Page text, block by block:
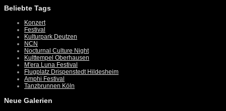
Beliebte Tags
Konzert
Festival
Kulturpark Deutzen
NCN
Nocturnal Culture Night
Kulttempel Oberhausen
M'era Luna Festival
Flugplatz Drispenstedt Hildesheim
Amphi Festival
Tanzbrunnen Köln
Neue Galerien